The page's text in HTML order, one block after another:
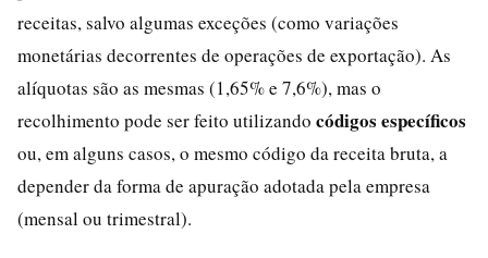
receitas, salvo algumas exceções (como variações
monetárias decorrentes de operações de exportação). As
alíquotas são as mesmas (1,65% e 7,6%), mas o
recolhimento pode ser feito utilizando códigos específicos
ou, em alguns casos, o mesmo código da receita bruta, a
depender da forma de apuração adotada pela empresa
(mensal ou trimestral).